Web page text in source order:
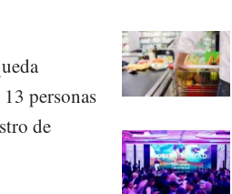
personas
de